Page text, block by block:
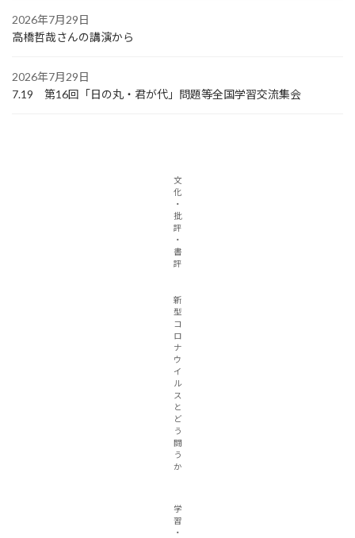
2026年7月29日
高橋哲哉さんの講演から
2026年7月29日
7.19 第16回「日の丸・君が代」問題等全国学習交流集会
文
化
・
批
評
・
書
評
新
型
コ
ロ
ナ
ウ
イ
ル
ス
と
ど
う
闘
う
か
学
習
・